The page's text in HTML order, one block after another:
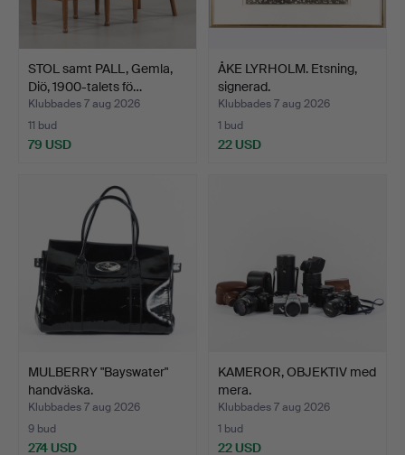
STOL samt PALL, Gemla,
Diö, 1900-talets fö…
Klubbades 7 aug 2026
11 bud
79 USD
ÅKE LYRHOLM. Etsning,
signerad.
Klubbades 7 aug 2026
1 bud
22 USD
MULBERRY "Bayswater"
handväska.
Klubbades 7 aug 2026
9 bud
274 USD
KAMEROR, OBJEKTIV med
mera.
Klubbades 7 aug 2026
1 bud
22 USD